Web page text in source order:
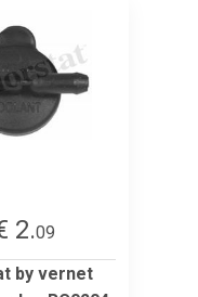
2.09
by vernet